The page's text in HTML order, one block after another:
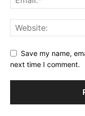
Save my name,
next time I comment.